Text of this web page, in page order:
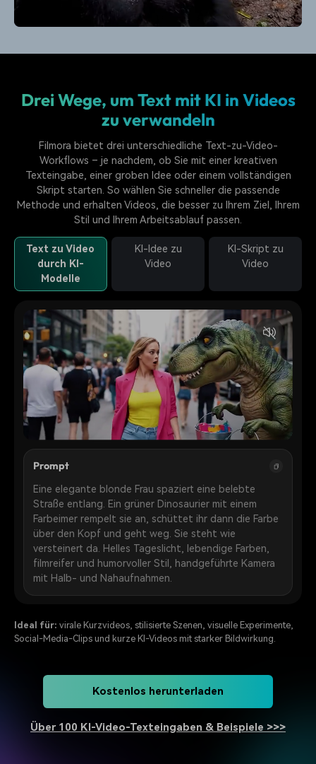
✅
Aus längeren Texten oder Skripten
wird ein sofort bearbeitbares Video.
Drei Wege, um Text mit KI in Videos
zu verwandeln
Filmora bietet drei unterschiedliche Text-zu-Video-
Workflows – je nachdem, ob Sie mit einer kreativen
Texteingabe, einer groben Idee oder einem vollständigen
Skript starten. So wählen Sie schneller die passende
Methode und erhalten Videos, die besser zu Ihrem Ziel, Ihrem
Stil und Ihrem Arbeitsablauf passen.
Text zu Video
durch KI-
Modelle
KI-Idee zu
Video
KI-Skript zu
Video
Prompt
Eine elegante blonde Frau spaziert eine belebte
Straße entlang. Ein grüner Dinosaurier mit einem
Farbeimer rempelt sie an, schüttet ihr dann die Farbe
über den Kopf und geht weg. Sie steht wie
versteinert da. Helles Tageslicht, lebendige Farben,
filmreifer und humorvoller Stil, handgeführte Kamera
mit Halb- und Nahaufnahmen.
Ideal für: virale Kurzvideos, stilisierte Szenen, visuelle Experimente,
Social-Media-Clips und kurze KI-Videos mit starker Bildwirkung.
Kostenlos herunterladen
Über 100 KI-Video-Texteingaben & Beispiele >>>